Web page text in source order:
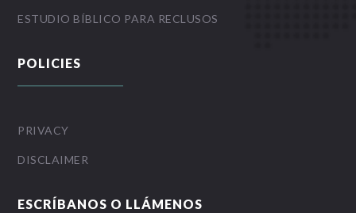
ESTUDIO BÍBLICO PARA RECLUSOS
POLICIES
PRIVACY
DISCLAIMER
ESCRÍBANOS O LLÁMENOS